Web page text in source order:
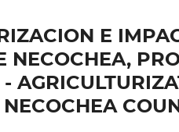
E
NECOCHEA,